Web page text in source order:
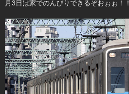
月3日は家でのんびりできるぞおぉぉ！！